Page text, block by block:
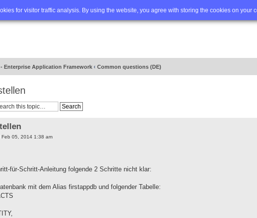
for visitor traffic analysis. By using the website, you agree with storing the cookies on your
FAQ Advanced search
- Enterprise Application Framework ‹ Common questions (DE)
Feb 05, 2014 1:38 am
für-Schritt-Anleitung folgende 2 Schritte nicht klar:
mit dem Alias firstappdb und folgender Tabelle: